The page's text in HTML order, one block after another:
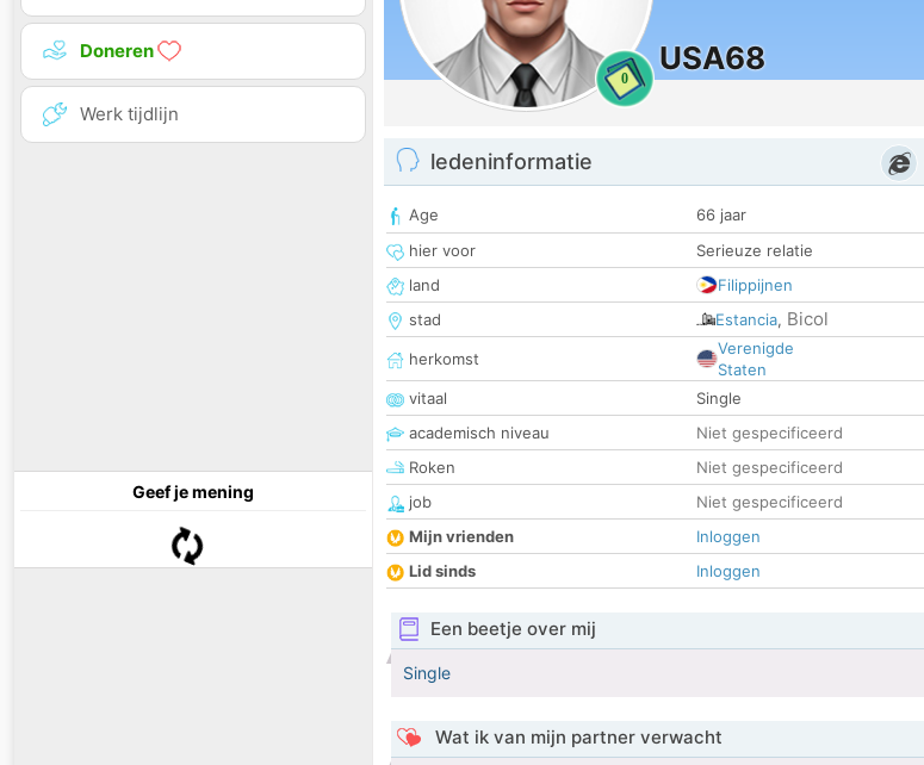
Doneren
Werk tijdlijn
Geef je mening
0
USA68
ledeninformatie
Age
66 jaar
hier voor
Serieuze relatie
land
Filippijnen
stad
Estancia, Bicol
herkomst
Verenigde
Staten
vitaal
Single
academisch niveau
Niet gespecificeerd
Roken
Niet gespecificeerd
job
Niet gespecificeerd
Mijn vrienden
Inloggen
Lid sinds
Inloggen
Een beetje over mij
Single
Wat ik van mijn partner verwacht